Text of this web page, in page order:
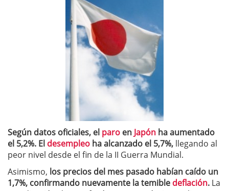
Según datos oficiales, el paro en Japón ha aumentado
el 5,2%. El desempleo ha alcanzado el 5,7%, llegando al
peor nivel desde el fin de la II Guerra Mundial.
Asimismo, los precios del mes pasado habían caído un
1,7%, confirmando nuevamente la temible deflación. La